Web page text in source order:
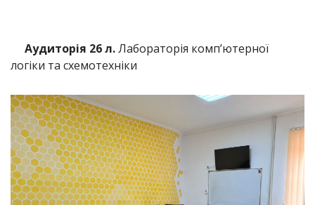
Аудиторія 26 л.Лабораторія комп’ютерної
логіки та схемотехніки